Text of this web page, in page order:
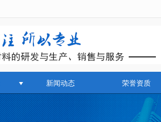
新闻动态 荣誉资质